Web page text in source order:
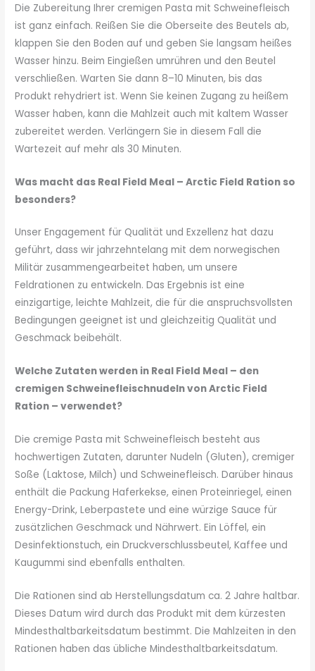
Die Zubereitung Ihrer cremigen Pasta mit Schweinefleisch
ist ganz einfach. Reißen Sie die Oberseite des Beutels ab,
klappen Sie den Boden auf und geben Sie langsam heißes
Wasser hinzu. Beim Eingießen umrühren und den Beutel
verschließen. Warten Sie dann 8–10 Minuten, bis das
Produkt rehydriert ist. Wenn Sie keinen Zugang zu heißem
Wasser haben, kann die Mahlzeit auch mit kaltem Wasser
zubereitet werden. Verlängern Sie in diesem Fall die
Wartezeit auf mehr als 30 Minuten.
Was macht das Real Field Meal – Arctic Field Ration so
besonders?
Unser Engagement für Qualität und Exzellenz hat dazu
geführt, dass wir jahrzehntelang mit dem norwegischen
Militär zusammengearbeitet haben, um unsere
Feldrationen zu entwickeln. Das Ergebnis ist eine
einzigartige, leichte Mahlzeit, die für die anspruchsvollsten
Bedingungen geeignet ist und gleichzeitig Qualität und
Geschmack beibehält.
Welche Zutaten werden in Real Field Meal – den
cremigen Schweinefleischnudeln von Arctic Field
Ration – verwendet?
Die cremige Pasta mit Schweinefleisch besteht aus
hochwertigen Zutaten, darunter Nudeln (Gluten), cremiger
Soße (Laktose, Milch) und Schweinefleisch. Darüber hinaus
enthält die Packung Haferkekse, einen Proteinriegel, einen
Energy-Drink, Leberpastete und eine würzige Sauce für
zusätzlichen Geschmack und Nährwert. Ein Löffel, ein
Desinfektionstuch, ein Druckverschlussbeutel, Kaffee und
Kaugummi sind ebenfalls enthalten.
Die Rationen sind ab Herstellungsdatum ca. 2 Jahre haltbar.
Dieses Datum wird durch das Produkt mit dem kürzesten
Mindesthaltbarkeitsdatum bestimmt. Die Mahlzeiten in den
Rationen haben das übliche Mindesthaltbarkeitsdatum.